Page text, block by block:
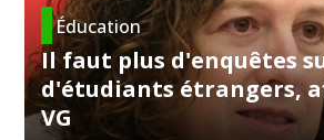
Éducation
Il faut plus d'enquêtes
d'étudiants étrangers,
VG